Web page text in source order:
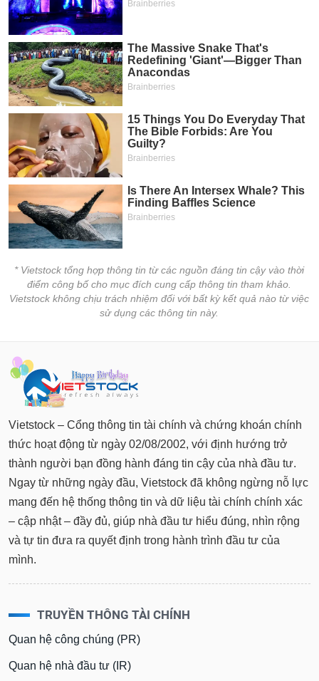
* Vietstock tổng hợp thông tin từ các nguồn đáng tin cậy vào thời
điểm công bố cho mục đích cung cấp thông tin tham khảo.
Vietstock không chịu trách nhiệm đối với bất kỳ kết quả nào từ việc
sử dụng các thông tin này.
Vietstock – Cổng thông tin tài chính và chứng khoán chính
thức hoạt động từ ngày 02/08/2002, với định hướng trở
thành người bạn đồng hành đáng tin cậy của nhà đầu tư.
Ngay từ những ngày đầu, Vietstock đã không ngừng nỗ lực
mang đến hệ thống thông tin và dữ liệu tài chính chính xác
– cập nhật – đầy đủ, giúp nhà đầu tư hiểu đúng, nhìn rộng
và tự tin đưa ra quyết định trong hành trình đầu tư của
mình.
TRUYỀN THÔNG TÀI CHÍNH
Quan hệ công chúng (PR)
Quan hệ nhà đầu tư (IR)
Công
cụ
đầu
tư
tài
chính
Dữ